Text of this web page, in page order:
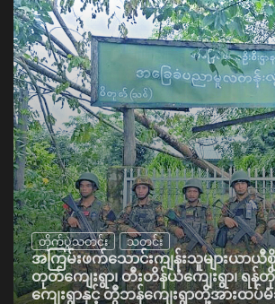
တိုက်ပွဲသတင်း သတင်း
အကြမ်းဖက်သောင်းကျန်းသူများယာယီ
တုတ်ကျေးရွာ၊ တီးတိန်ယံကျေးရွာ၊ ရန်
ကျေးရွာနှင့် တွီဘန်ကျေးရွာတို့အားထပ်